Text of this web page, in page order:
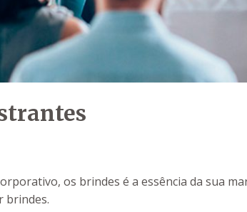
os brindes é a essência da sua
brindes.